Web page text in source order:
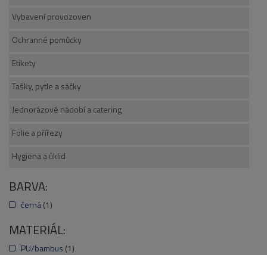
Vybavení provozoven
Ochranné pomůcky
Etikety
Tašky, pytle a sáčky
Jednorázové nádobí a catering
Folie a přířezy
Hygiena a úklid
BARVA:
černá (1)
MATERIÁL:
PU/bambus (1)